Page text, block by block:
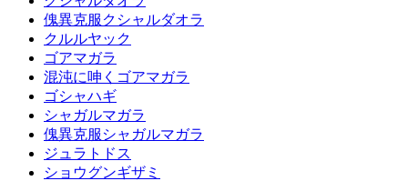
傀異克服クシャルダオラ
クルルヤック
ゴアマガラ
混沌に呻くゴアマガラ
ゴシャハギ
シャガルマガラ
傀異克服シャガルマガラ
ジュラトドス
ショウグンギザミ